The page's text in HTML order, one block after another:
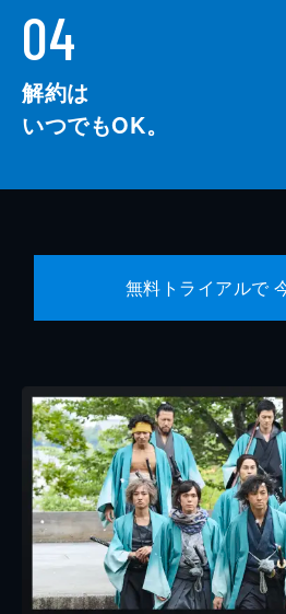
04
解約は
いつでもOK。
無料トライアルで